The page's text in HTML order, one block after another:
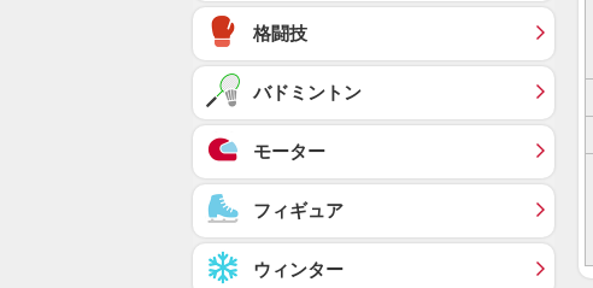
格闘技
バドミントン
モーター
フィギュア
ウィンター